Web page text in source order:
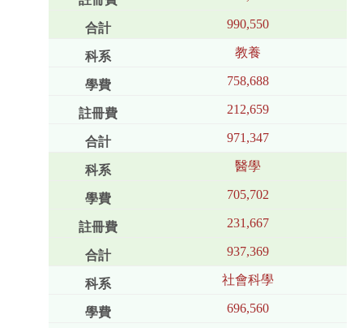
990,550
教養
758,688
212,659
971,347
醫學
705,702
231,667
937,369
社會科學
696,560